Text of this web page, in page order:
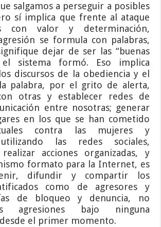
salgamos a perseguir a posibles
sí implica que frente al ataque
con valor y determinación,
se formula con palabras,
dejar de ser las “buenas
el sistema formó. Eso implica
discursos de la obediencia y el
palabra, por el grito de alerta,
otras y establecer redes de
entre nosotras; generar
en los que se han cometido
contra las mujeres y
las redes sociales,
acciones organizadas, y
formato para la Internet, es
difundir y compartir los
como de agresores y
de bloqueo y denuncia, no
agresiones bajo ninguna
el primer momento.